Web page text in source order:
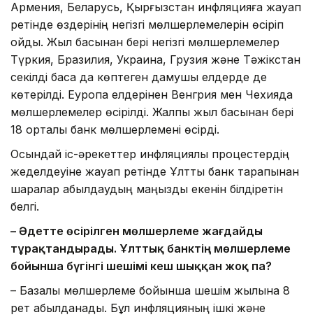
Армения, Беларусь, Қырғызстан инфляцияға жауап
ретінде өздерінің негізгі мөлшерлемелерін өсіріп
қойды. Жыл басынан бері негізгі мөлшерлемелер
Түркия, Бразилия, Украина, Грузия және Тәжікстан
секілді басқа да көптеген дамушы елдерде де
көтерілді. Еуропа елдерінен Венгрия мен Чехияда
мөлшерлемелер өсірілді. Жалпы жыл басынан бері
18 орталық банк мөлшерлемені өсірді.
Осындай іс-әрекеттер инфляциялық процестердің
жеделдеуіне жауап ретінде Ұлттық банк тарапынан
шаралар қабылдаудың маңызды екенін білдіретін
белгі.
– Әдетте өсірілген мөлшерлеме жағдайды
тұрақтандырады. Ұлттық банктің мөлшерлеме
бойынша бүгінгі шешімі кеш шыққан жоқ па?
– Базалық мөлшерлеме бойынша шешім жылына 8
рет қабылданады. Бұл инфляцияның ішкі және